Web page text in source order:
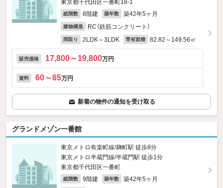
東京都千代田区一番町18‐1
総階数 8階建 築年数 築42年5ヶ月
建物構造 RC（鉄筋コンクリート）
間取り 2LDK～3LDK 専有面積 82.82～149.56㎡
販売価格 17,800～19,800万円
賃料 60～65万円
新着の物件の通知を受け取る
グランドメゾン一番館
東京メトロ有楽町線/麹町駅 徒歩8分
東京メトロ半蔵門線/半蔵門駅 徒歩1分
東京都千代田区一番町
総階数 9階建 築年数 築42年5ヶ月